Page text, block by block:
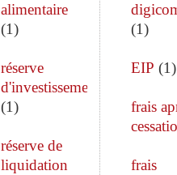
alimentaire
(1)
réserve
d'investissement
(1)
réserve de
liquidation
(1)
EIP (1)
frais
frais